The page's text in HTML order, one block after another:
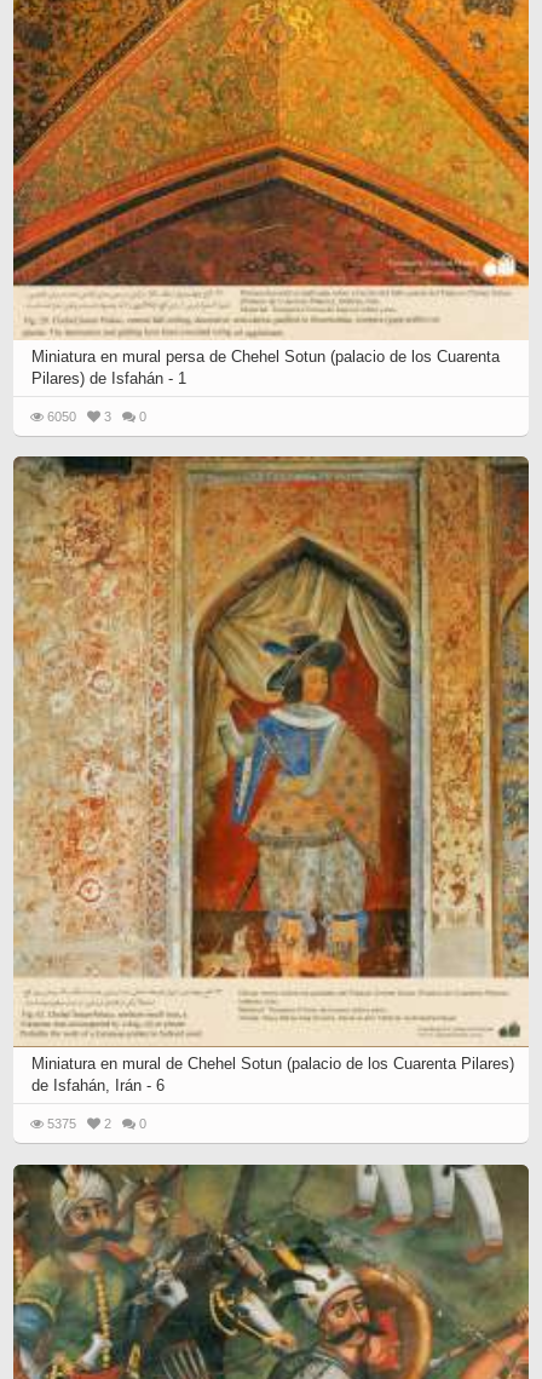
Miniatura en mural persa de Chehel Sotun (palacio de los Cuarenta
Pilares) de Isfahán - 1
6050 3 0
Miniatura en mural de Chehel Sotun (palacio de los Cuarenta Pilares)
de Isfahán, Irán - 6
5375 2 0